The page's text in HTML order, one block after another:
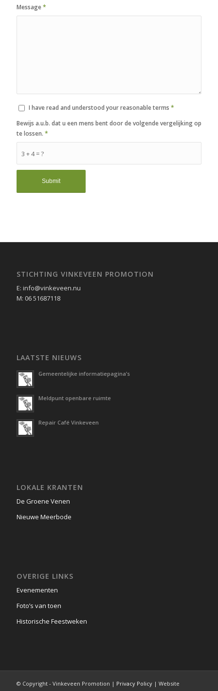
Message*
I have read and understood your reasonable terms *
3 + 4 = ?
Bewijs a.u.b. dat u een mens bent door de volgende vergelijking op
te lossen. *
STICHTING VINKEVEEN PROMOTION
E: info@vinkeveen.nu
M: 06 51687118
LAATSTE NIEUWS
Gemeentelijke informatiepagina’s
Meldpunt openbare ruimte
Repair Café Vinkeveen
LOKALE KRANTEN
De Groene Venen
Nieuwe Meerbode
OVERIGE LINKS
Evenementen
Foto’s van toen
Historische Feestweken
© Copyright - Vinkeveen Promotion | Privacy Policy| Website